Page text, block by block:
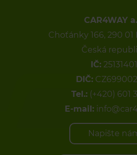
CAR4WAY
Choťánky 166, 290
Česká
IČ: 25131401
DIČ:
Tel.: (+420) 601
E-mail:
Napište